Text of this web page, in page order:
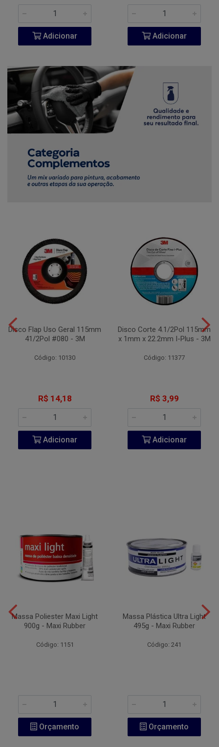
Adicionar Adicionar
Disco Flap Uso Geral 115mm
41/2Pol #080 - 3M
Código: 10130
R$ 14,18
Adicionar
Disco Corte 4.1/2Pol 115mm
x 1mm x 22.2mm I-Plus - 3M
Código: 11377
R$ 3,99
Adicionar
Massa Poliester Maxi Light
900g - Maxi Rubber
Código: 1151
Orçamento
Massa Plástica Ultra Light
495g - Maxi Rubber
Código: 241
Orçamento